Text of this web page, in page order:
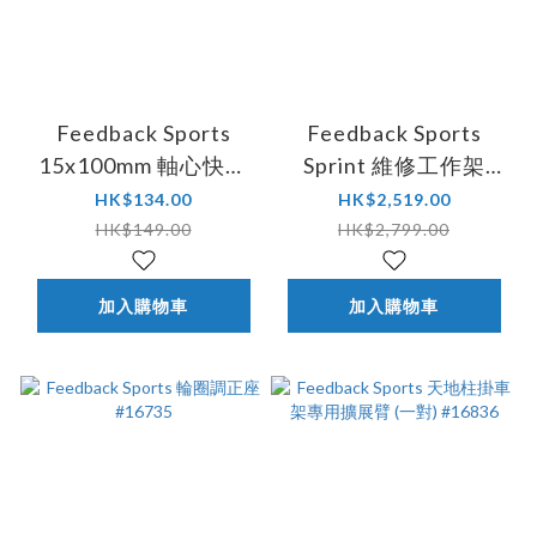
Feedback Sports
15x100mm 軸心快拆
把 #16750
HK$134.00
HK$149.00
加入購物車
Feedback Sports
Sprint 維修工作架
#16690
HK$2,519.00
HK$2,799.00
加入購物車